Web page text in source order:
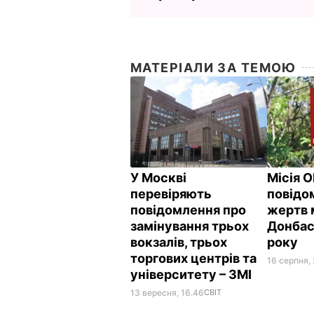
МАТЕРІАЛИ ЗА ТЕМОЮ
У Москві
перевіряють
повідомлення про
замінування трьох
вокзалів, трьох
торгових центрів та
університету – ЗМІ
13 вересня, 16.46СВІТ
Місія
жертв
року
16 серпня,